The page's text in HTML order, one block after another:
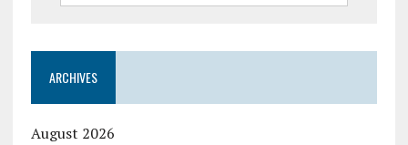
ARCHIVES
August 2026